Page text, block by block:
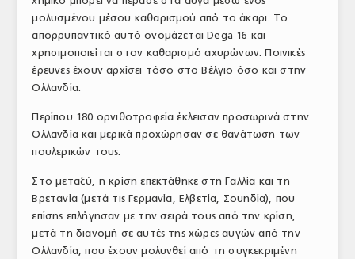
μολυσμένου μέσου καθαρισμού από το άκαρι. Το
απορρυπαντικό αυτό ονομάζεται Dega 16 και
χρησιμοποιείται στον καθαρισμό αχυρώνων. Ποινικές
έρευνες έχουν αρχίσει τόσο στο Βέλγιο όσο και στην
Ολλανδία.
Περίπου 180 ορνιθοτροφεία έκλεισαν προσωρινά στην
Ολλανδία και μερικά προχώρησαν σε θανάτωση των
πουλερικών τους.
Στο μεταξύ, η κρίση επεκτάθηκε στη Γαλλία και τη
Βρετανία (μετά τις Γερμανία, Ελβετία, Σουηδία), που
επίσης επλήγησαν με την σειρά τους από την κρίση,
μετά τη διανομή σε αυτές της χώρες αυγών από την
Ολλανδία, που έχουν μολυνθεί από τη συγκεκριμένη